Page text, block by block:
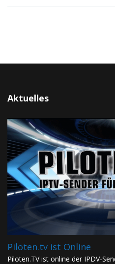
Aktuelles
Piloten.tv ist Online
Piloten.TV ist online der IPDV-